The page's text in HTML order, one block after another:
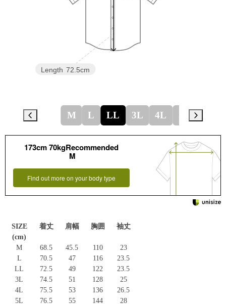
Length 72.5cm
M L LL 3L 4L
173cm 70kgRecommended
M
Find out more on your body type
SIZE
(cm)
着丈 肩幅 胸囲 袖丈
M 68.5 45.5 110
23
L
70.5 47 116
23.5
LL
72.5 49 122
23.5
3L
74.5 51 128
25
4L
75.5 53 136
26.5
5L
76.5 55 144 28